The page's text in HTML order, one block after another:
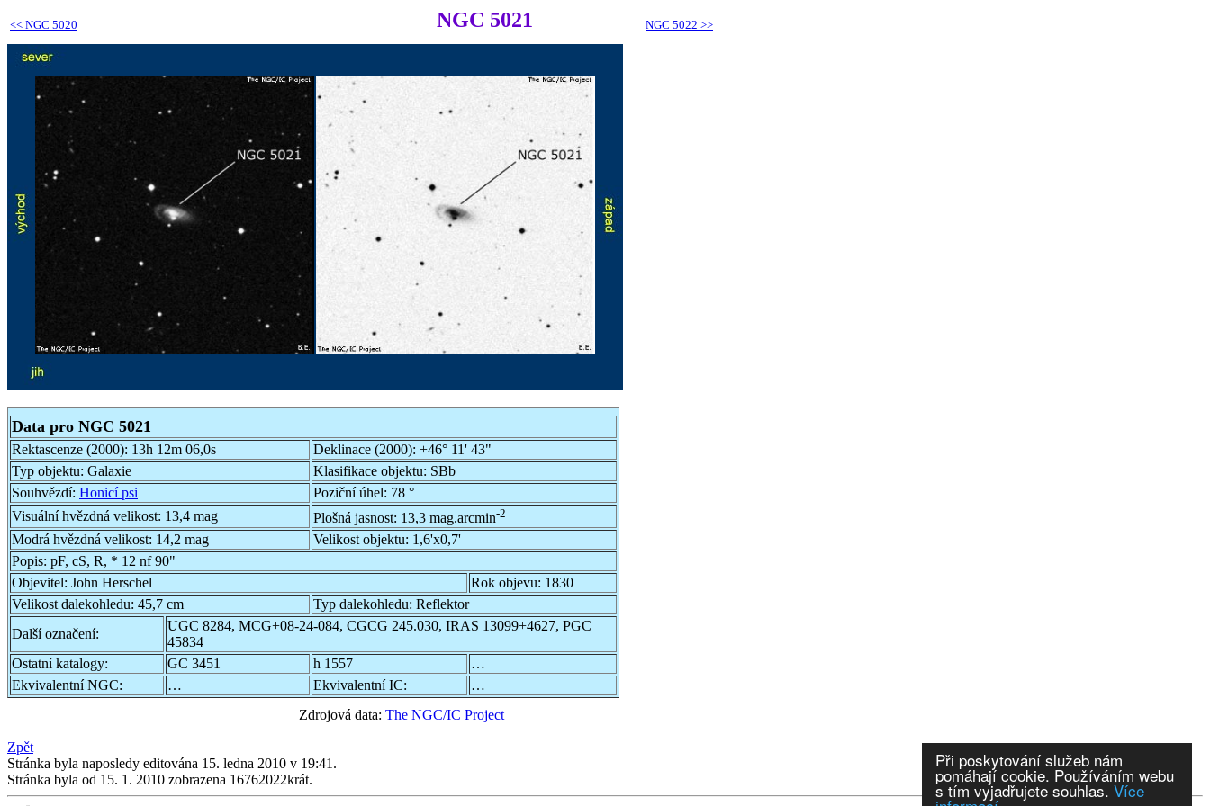
Při poskytování služeb nám
pomáhají cookie. Používáním webu
s tím vyjadřujete souhlas. Více
<< NGC 5020 NGC 5021 NGC 5022 >>
Data pro NGC 5021
Rektascenze (2000): 13h 12m 06,0s Deklinace (2000): +46° 11' 43"
Typ objektu: Galaxie Klasifikace objektu: SBb
Souhvězdí: Honicí psi Poziční úhel: 78 °
Visuální hvězdná velikost: 13,4 mag Plošná jasnost: 13,3 mag.arcmin-2
Modrá hvězdná velikost: 14,2 mag Velikost objektu: 1,6'x0,7'
Popis: pF, cS, R, * 12 nf 90"
Objevitel: John Herschel Rok objevu: 1830
Velikost dalekohledu: 45,7 cm Typ dalekohledu: Reflektor
Další označení:
UGC 8284, MCG+08-24-084, CGCG 245.030, IRAS 13099+4627, PGC
45834
Ostatní katalogy:
GC 3451 h 1557
…
Ekvivalentní NGC:
… Ekvivalentní IC:
…
Zdrojová data: The NGC/IC Project
Zpět
Stránka byla naposledy editována 15. ledna 2010 v 19:41.
Stránka byla od 15. 1. 2010 zobrazena 16762022krát.